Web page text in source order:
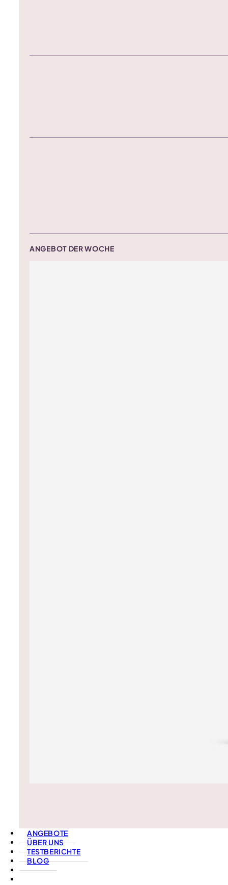
ANGEBOT DER WOCHE
ANGEBOTE
ÜBER UNS
TESTBERICHTE
BLOG